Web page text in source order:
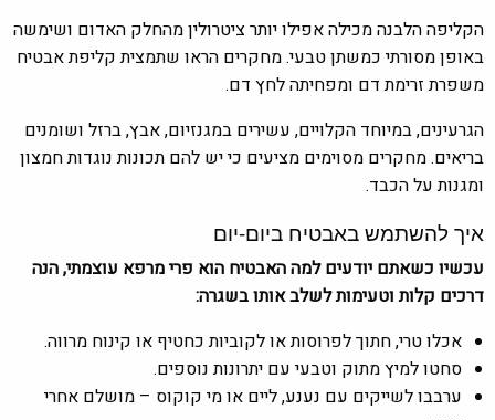
הקליפה הלבנה מכילה אפילו יותר ציטרולין מהחלק האדום ושימשה
באופן מסורתי כמשתן טבעי. מחקרים הראו שתמצית קליפת אבטיח
משפרת זרימת דם ומפחיתה לחץ דם.
הגרעינים, במיוחד הקלויים, עשירים במגנזיום, אבץ, ברזל ושומנים
בריאים. מחקרים מסוימים מציעים כי יש להם תכונות נוגדות חמצון
ומגנות על הכבד.
איך להשתמש באבטיח ביום-יום
עכשיו כשאתם יודעים למה האבטיח הוא פרי מרפא עוצמתי, הנה
דרכים קלות וטעימות לשלב אותו בשגרה:
אכלו טרי, חתוך לפרוסות או לקוביות כחטיף או קינוח מרווה.
סחטו למיץ מתוק וטבעי עם יתרונות נוספים.
ערבבו לשייקים עם נענע, ליים או מי קוקוס – מושלם אחרי